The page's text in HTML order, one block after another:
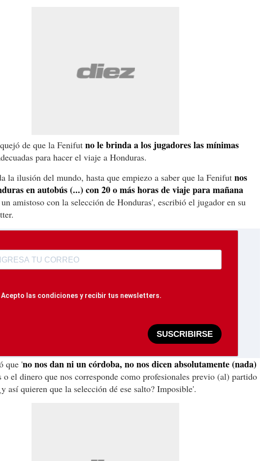
de que la Fenifut no le brinda a los jugadores las mínimas
para hacer el viaje a Honduras.
la ilusión del mundo, hasta que empiezo a saber que la Fenifut nos
en autobús (...) con 20 o más horas de viaje para mañana
amistoso con la selección de Honduras', escribió el jugador en su
Acepto las condiciones y recibir tus newsletters.
SUSCRIBIRSE
que 'no nos dan ni un córdoba, no nos dicen absolutamente (nada)
o el dinero que nos corresponde como profesionales previo (al) partido
así quieren que la selección dé ese salto? Imposible'.